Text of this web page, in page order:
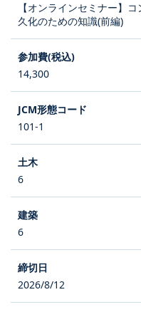
【オンラインセミナー】
久化のための知識(前編)
14,300
101-1
6
6
2026/8/12